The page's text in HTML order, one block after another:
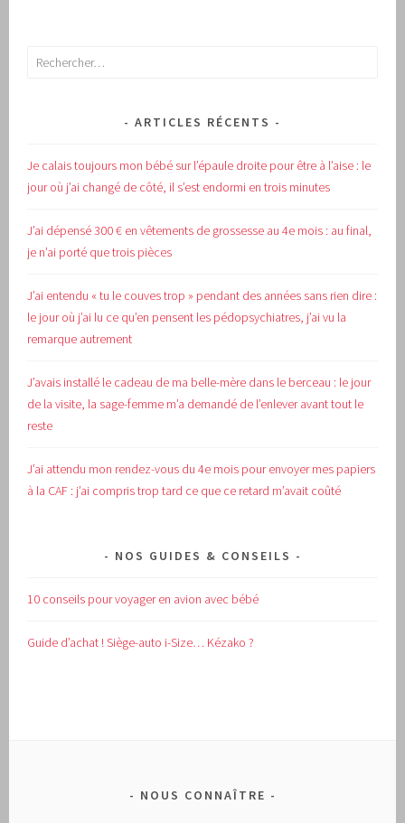
Rechercher :
ARTICLES RÉCENTS
Je calais toujours mon bébé sur l’épaule droite pour être à l’aise : le
jour où j’ai changé de côté, il s’est endormi en trois minutes
J’ai dépensé 300 € en vêtements de grossesse au 4e mois : au final,
je n’ai porté que trois pièces
J’ai entendu « tu le couves trop » pendant des années sans rien dire :
le jour où j’ai lu ce qu’en pensent les pédopsychiatres, j’ai vu la
remarque autrement
J’avais installé le cadeau de ma belle-mère dans le berceau : le jour
de la visite, la sage-femme m’a demandé de l’enlever avant tout le
reste
J’ai attendu mon rendez-vous du 4e mois pour envoyer mes papiers
à la CAF : j’ai compris trop tard ce que ce retard m’avait coûté
NOS GUIDES & CONSEILS
10 conseils pour voyager en avion avec bébé
Guide d’achat !Siège-auto i-Size… Kézako ?
NOUS CONNAÎTRE